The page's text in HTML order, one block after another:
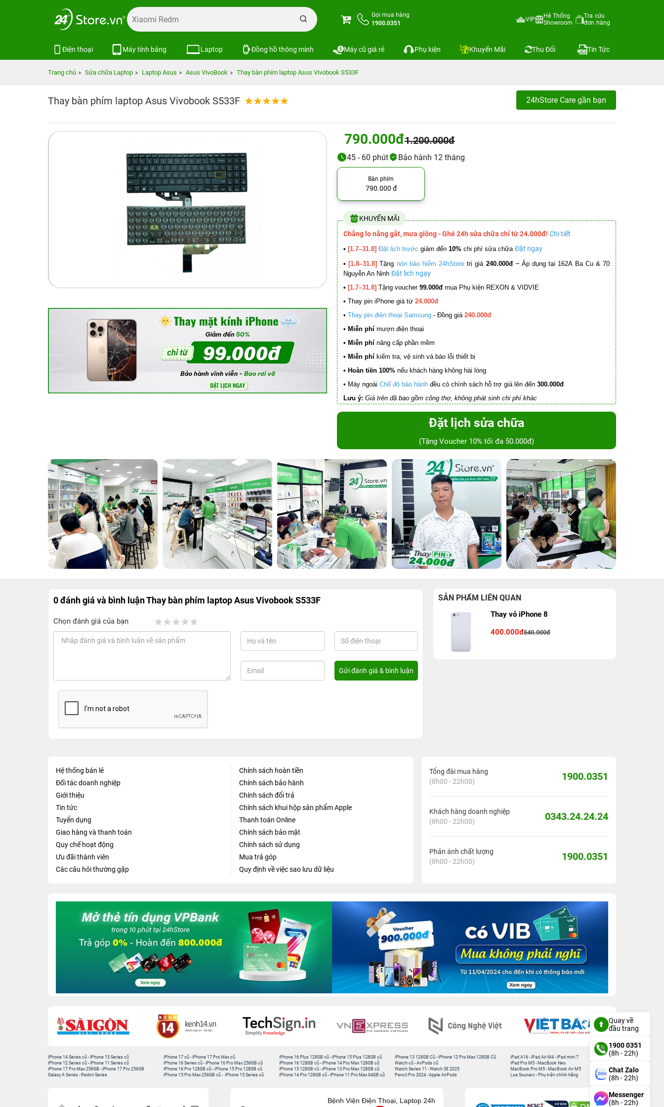
Gọi mua hàng
1900.0351
VIP
Hệ Thống
Showroom
Tra cứu
đơn hàng
Điện thoại Máy tính bảng Laptop Đồng hồ thông minh Máy cũ giá rẻ Phụ kiện Khuyến Mãi Thu Đổi Tin Tức
Trang chủ Sửa chữa Laptop Laptop Asus Asus VivoBook Thay bàn phím laptop Asus Vivobook S533F
Thay bàn phím laptop Asus Vivobook S533F 24hStore Care gần bạn
790.000đ1.200.000đ
45 - 60 phút Bảo hành 12 tháng
Bàn phím
790.000 đ
KHUYẾN MÃI
Chẳng lo nắng gắt, mưa giông - Ghé 24h sửa chữa chỉ từ 24.000đ! Chi tiết
• [1.7–31.8] Đặt lịch trước giảm đến 10% chi phí sửa chữa Đặt ngay
• [1.8–31.8] Tặng nón bảo hiểm 24hStore trị giá 240.000đ – Áp dụng tại 162A Ba Cu & 70
Nguyễn An Ninh Đặt lịch ngay
• [1.7–31.8] Tặng voucher 99.000đ mua Phụ kiện REXON & VIDVIE
• Thay pin iPhone giá từ 24.000đ
• Thay pin điện thoại Samsung - Đồng giá 240.000đ
• Miễn phí mượn điện thoại
• Miễn phí nâng cấp phần mềm
• Miễn phí kiểm tra, vệ sinh và báo lỗi thiết bị
• Hoàn tiền 100% nếu khách hàng không hài lòng
• Máy ngoài Chế độ bảo hành đều có chính sách hỗ trợ giá lên đến 300.000đ
Lưu ý: Giá trên đã bao gồm công thợ, không phát sinh chi phí khác
Đặt lịch sửa chữa
(Tặng Voucher 10% tối đa 50.000đ)
0 đánh giá và bình luậnThay bàn phím laptop Asus Vivobook S533F
Chọn đánh giá của bạn
SẢN PHẨM LIÊN QUAN
Thay vỏ iPhone 8
400.000đ540.000đ
Hệ thống bán lẻ
Đối tác doanh nghiệp
Giới thiệu
Tin tức
Tuyển dụng
Giao hàng và thanh toán
Quy chế hoạt động
Ưu đãi thành viên
Các câu hỏi thường gặp
Chính sách hoàn tiền
Chính sách bảo hành
Chính sách đổi trả
Chính sách khui hộp sản phẩm Apple
Thanh toán Online
Chính sách bảo mật
Chính sách sử dụng
Mua trả góp
Quy định về việc sao lưu dữ liệu
Tổng đài mua hàng
(8h00 - 22h00)
1900.0351
Khách hàng doanh nghiệp
(8h00 - 22h00)
0343.24.24.24
Phản ánh chất lượng
(8h00 - 22h00)
1900.0351
iPhone 14 Series cũ -iPhone 13 Series cũ
iPhone 12 Series cũ -iPhone 11 Series cũ
iPhone 17 Pro Max 256GB -iPhone 17 Pro 256GB
Galaxy A Series - Redmi Series
iPhone 17 cũ -iPhone 17 Pro Max cũ
iPhone 16 Series cũ - iPhone 16 Pro Max 256GB cũ
iPhone 16 Pro 128GB cũ -iPhone 15 Pro 128GB cũ
iPhone 15 Pro Max 256GB cũ - iPhone 15 Series cũ
iPhone 16 Plus 128GB cũ -iPhone 15 Plus 128GB cũ
iPhone 16 128GB cũ -iPhone 14 Pro Max 128GB cũ
iPhone 15 128GB cũ -iPhone 13 Pro Max 128GB cũ
iPhone 14 Pro 128GB cũ -iPhone 11 Pro Max 64GB cũ
iPhone 13 128GB Cũ -iPhone 12 Pro Max 128GB Cũ
Watch cũ -AirPods cũ
Watch Series 11 -Watch SE 2025
Pencil Pro 2024 -Apple AirPods
iPad A16 -iPad Air M4 -iPad mini 7
iPad Pro M5 - MacBook Neo
MacBook Pro M5 - MacBook Air M5
Loa Sounarc - Phụ kiện chính hãng
Bệnh Viện Điện Thoại, Laptop 24h
Quay về
đầu trang
1900 0351
(8h - 22h)
Chat Zalo
(8h - 22h)
Messenger
(8h - 22h)